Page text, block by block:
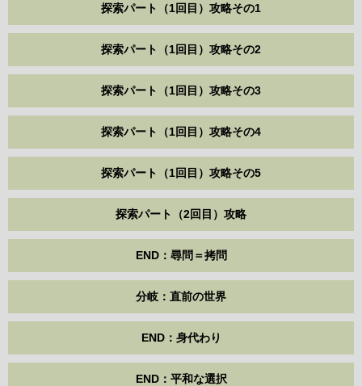
探索パート（1回目）攻略その1
探索パート（1回目）攻略その2
探索パート（1回目）攻略その3
探索パート（1回目）攻略その4
探索パート（1回目）攻略その5
探索パート（2回目）攻略
END：尋問＝拷問
分岐：直前の世界
END：身代わり
END：平和な選択